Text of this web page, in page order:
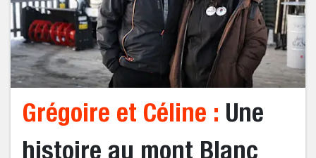
Grégoire et Céline : Une
histoire au mont Blanc